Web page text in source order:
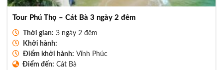
Tour Phú Thọ – Cát Bà 3 ngày 2 đêm
Thời gian: 3 ngày 2 đêm
Khởi hành:
Điểm khởi hành: Vĩnh Phúc
Điểm đến: Cát Bà